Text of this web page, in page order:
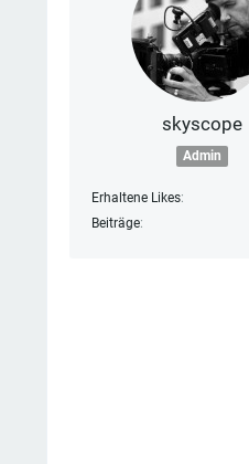
skyscope
Admin
Erhaltene Likes
Beiträge